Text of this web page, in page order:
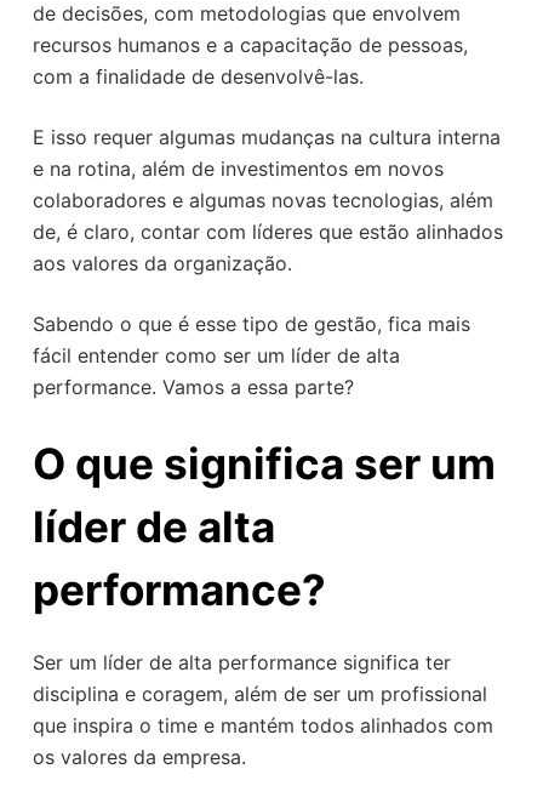
de decisões, com metodologias que envolvem
recursos humanos e a capacitação de pessoas,
com a finalidade de desenvolvê-las.
E isso requer algumas mudanças na cultura interna
e na rotina, além de investimentos em novos
colaboradores e algumas novas tecnologias, além
de, é claro, contar com líderes que estão alinhados
aos valores da organização.
Sabendo o que é esse tipo de gestão, fica mais
fácil entender como ser um líder de alta
performance. Vamos a essa parte?
O que significa ser um
líder de alta
performance?
Ser um líder de alta performance significa ter
disciplina e coragem, além de ser um profissional
que inspira o time e mantém todos alinhados com
os valores da empresa.